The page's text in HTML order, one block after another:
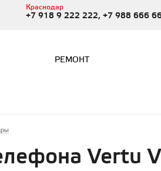
Краснодар
+7 918 9 222 222, +7 988 666
РЕМОНТ
Vertu